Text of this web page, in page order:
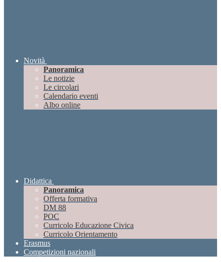
Novità
Panoramica
Le notizie
Le circolari
Calendario eventi
Albo online
Didattica
Panoramica
Offerta formativa
DM 88
POC
Curricolo Educazione Civica
Curricolo Orientamento
Erasmus
Competizioni nazionali